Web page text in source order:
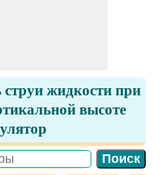
жидкости при
высоте